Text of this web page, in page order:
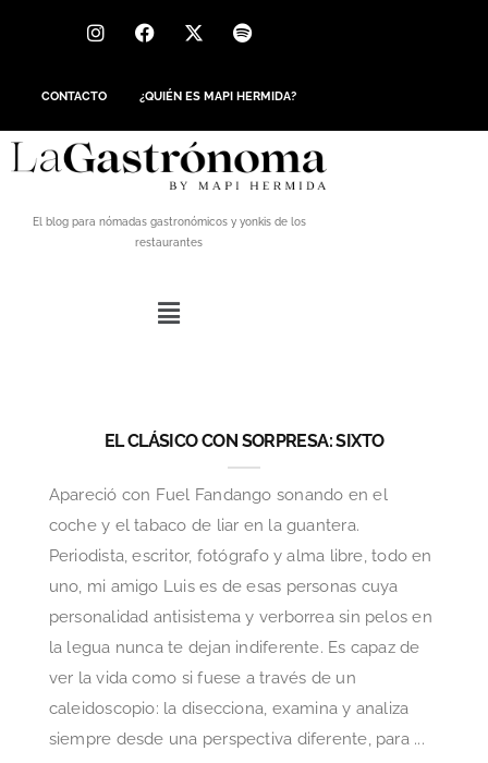
CONTACTO ¿QUIÉN ES MAPI HERMIDA?
El blog para nómadas gastronómicos y yonkis de los
restaurantes
EL CLÁSICO CON SORPRESA: SIXTO
Apareció con Fuel Fandango sonando en el
coche y el tabaco de liar en la guantera.
Periodista, escritor, fotógrafo y alma libre, todo en
uno, mi amigo Luis es de esas personas cuya
personalidad antisistema y verborrea sin pelos en
la legua nunca te dejan indiferente. Es capaz de
ver la vida como si fuese a través de un
caleidoscopio: la disecciona, examina y analiza
siempre desde una perspectiva diferente, para ...